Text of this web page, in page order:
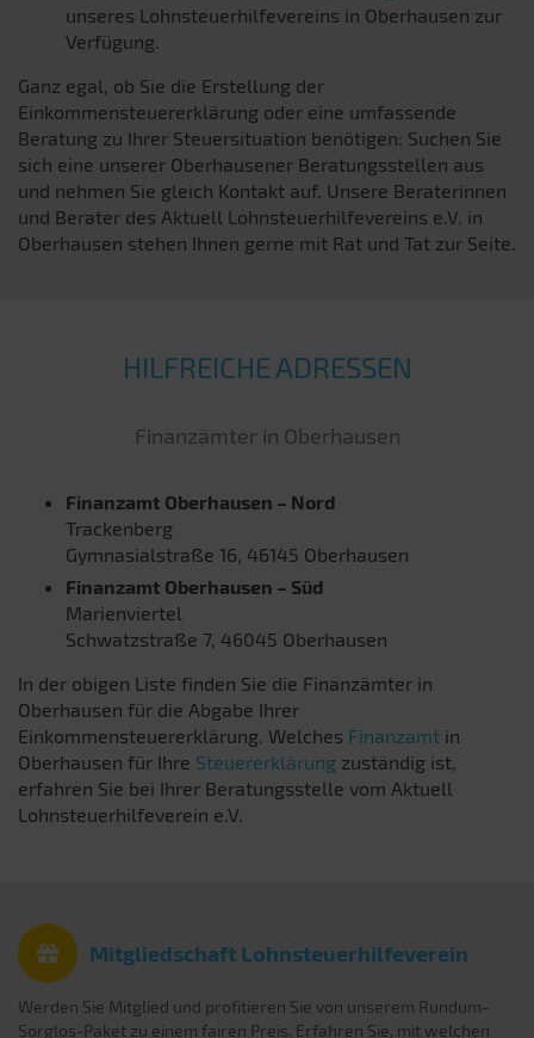
unseres Lohnsteuerhilfevereins in Oberhausen zur
Verfügung.
Ganz egal, ob Sie die Erstellung der
Einkommensteuererklärung oder eine umfassende
Beratung zu Ihrer Steuersituation benötigen: Suchen Sie
sich eine unserer Oberhausener Beratungsstellen aus
und nehmen Sie gleich Kontakt auf. Unsere Beraterinnen
und Berater des Aktuell Lohnsteuerhilfevereins e.V. in
Oberhausen stehen Ihnen gerne mit Rat und Tat zur Seite.
HILFREICHE ADRESSEN
Finanzämter in Oberhausen
Finanzamt Oberhausen – Nord
Trackenberg
Gymnasialstraße 16, 46145 Oberhausen
Finanzamt Oberhausen – Süd
Marienviertel
Schwatzstraße 7, 46045 Oberhausen
In der obigen Liste finden Sie die Finanzämter in
Oberhausen für die Abgabe Ihrer
Einkommensteuererklärung. Welches Finanzamt in
Oberhausen für Ihre Steuererklärung zuständig ist,
erfahren Sie bei Ihrer Beratungsstelle vom Aktuell
Lohnsteuerhilfeverein e.V.
Mitgliedschaft Lohnsteuerhilfeverein
Werden Sie Mitglied und profitieren Sie von unserem Rundum-
Sorglos-Paket zu einem fairen Preis. Erfahren Sie, mit welchen